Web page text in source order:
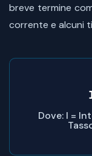
breve termine
corrente e alcuni
Dove: I =